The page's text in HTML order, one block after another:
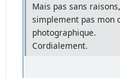
Mais pas sans
simplement pas mon
photographique.
Cordialement.